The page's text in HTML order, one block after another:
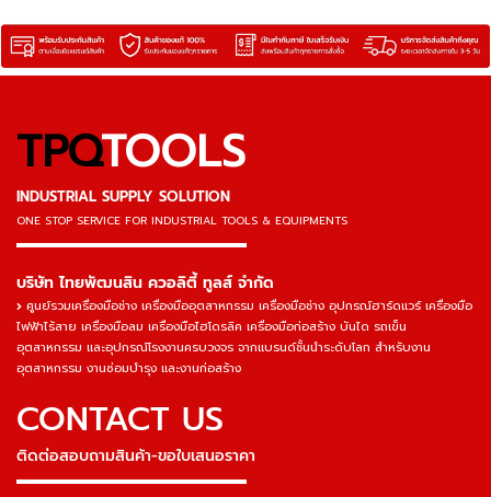
TPQTOOLS
INDUSTRIAL SUPPLY SOLUTION
ONE STOP SERVICE FOR INDUSTRIAL TOOLS & EQUIPMENTS
▬▬▬▬▬▬▬▬▬▬▬▬▬▬▬
บริษัท ไทยพัฒนสิน ควอลิตี้ ทูลส์ จำกัด
ศูนย์รวมเครื่องมือช่าง เครื่องมืออุตสาหกรรม เครื่องมือช่าง อุปกรณ์ฮาร์ดแวร์ เครื่องมือ
ไฟฟ้าไร้สาย เครื่องมือลม เครื่องมือไฮโดรลิค เครื่องมือก่อสร้าง บันได รถเข็น
อุตสาหกรรม และอุปกรณ์โรงงานครบวงจร จากแบรนด์ชั้นนำระดับโลก สำหรับงาน
อุตสาหกรรม งานซ่อมบำรุง และงานก่อสร้าง
CONTACT US
ติดต่อสอบถามสินค้า-ขอใบเสนอราคา
▬▬▬▬▬▬▬▬▬▬▬▬▬▬▬